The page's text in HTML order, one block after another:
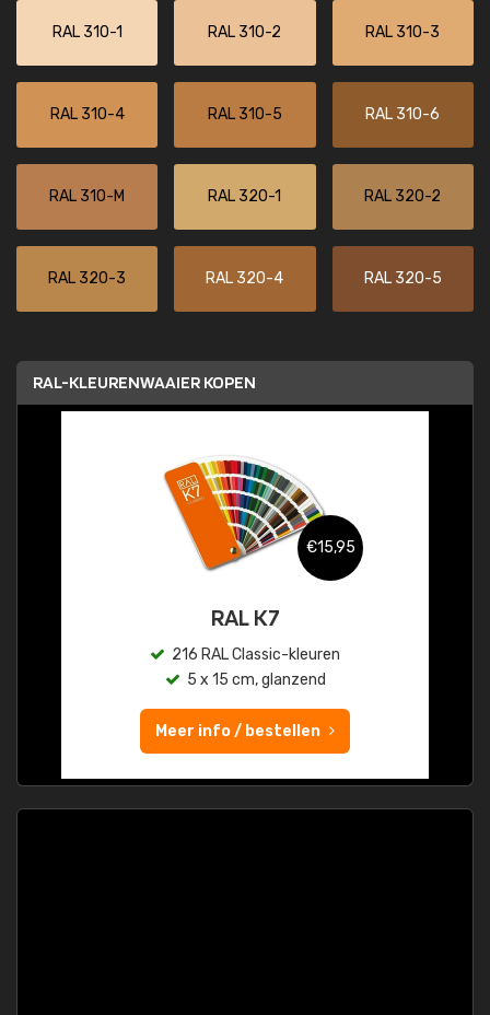
RAL 310-1 RAL 310-2 RAL 310-3
RAL 310-4 RAL 310-5 RAL 310-6
RAL 310-M RAL 320-1 RAL 320-2
RAL 320-3 RAL 320-4 RAL 320-5
RAL-KLEURENWAAIER KOPEN
€15,95
RAL K7
216 RAL Classic-kleuren
5 x 15 cm, glanzend
Meer info / bestellen